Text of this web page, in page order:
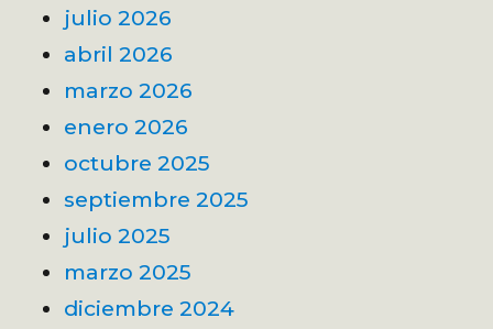
julio 2026
abril 2026
marzo 2026
enero 2026
octubre 2025
septiembre 2025
julio 2025
marzo 2025
diciembre 2024